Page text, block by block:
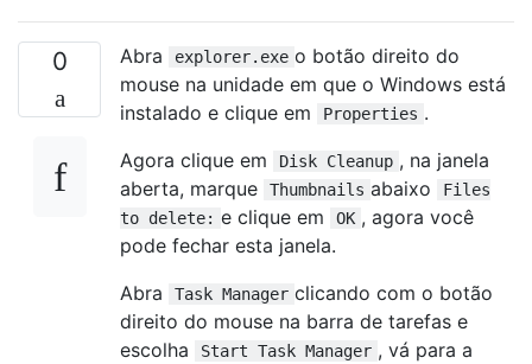
0 Abra explorer.exe o botão direito do
mouse na unidade em que o Windows está
instalado e clique em
Properties .
Agora clique em
Disk Cleanup , na janela
aberta, marque
Thumbnails abaixo
Files
to delete: e clique em OK , agora você
pode fechar esta janela.
Abra
Task Manager clicando com o botão
direito do mouse na barra de tarefas e
escolha
Start Task Manager , vá para a